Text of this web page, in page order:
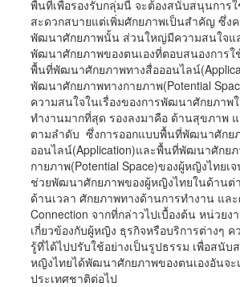
พื้นที่เพื่อรองรับกลุ่มนี้ จะต้องสนับสนุนการ
สะดวกสบายแต่เพิ่มศักยภาพเป็นสำคัญ ซึ่ง
พัฒนาศักยภาพนั้น ส่วนใหญ่มีความสนใจแ
พัฒนาศักยภาพของตนเองที่ตอบสนองการใ
พื้นที่พัฒนาศักยภาพทางสื่อออนไลน์
พัฒนาศักยภาพทางกายภาพ(Potential
ความสนใจในเรื่องของการพัฒนาศักยภาพ
ทำงานมากที่สุด รองลงมาคือ ด้านสุขภาพ
ตามลำดับ ซึ่งการออกแบบพื้นที่พัฒนาศักย
ออนไลน์(Application)และพื้นที่พัฒนาศักยภ
กายภาพ(Potential Space)ของผู้หญิงไทยเ
ช่วยพัฒนาศักยภาพของผู้หญิงไทยในด้านต่
ด้านเวลา ศักยภาพทางด้านการทำงาน แล
Connection จากที่กล่าวไปเบื้องต้น หน่วย
เกี่ยวข้องกับผู้หญิง ธุรกิจหรือบริการต่างๆ
รู้ที่ได้ไปปรับใช้อย่างเป็นรูปธรรม เพื่อสนับ
หญิงไทยได้พัฒนาศักยภาพของตนเองอันจ
ประเทศชาติต่อไป